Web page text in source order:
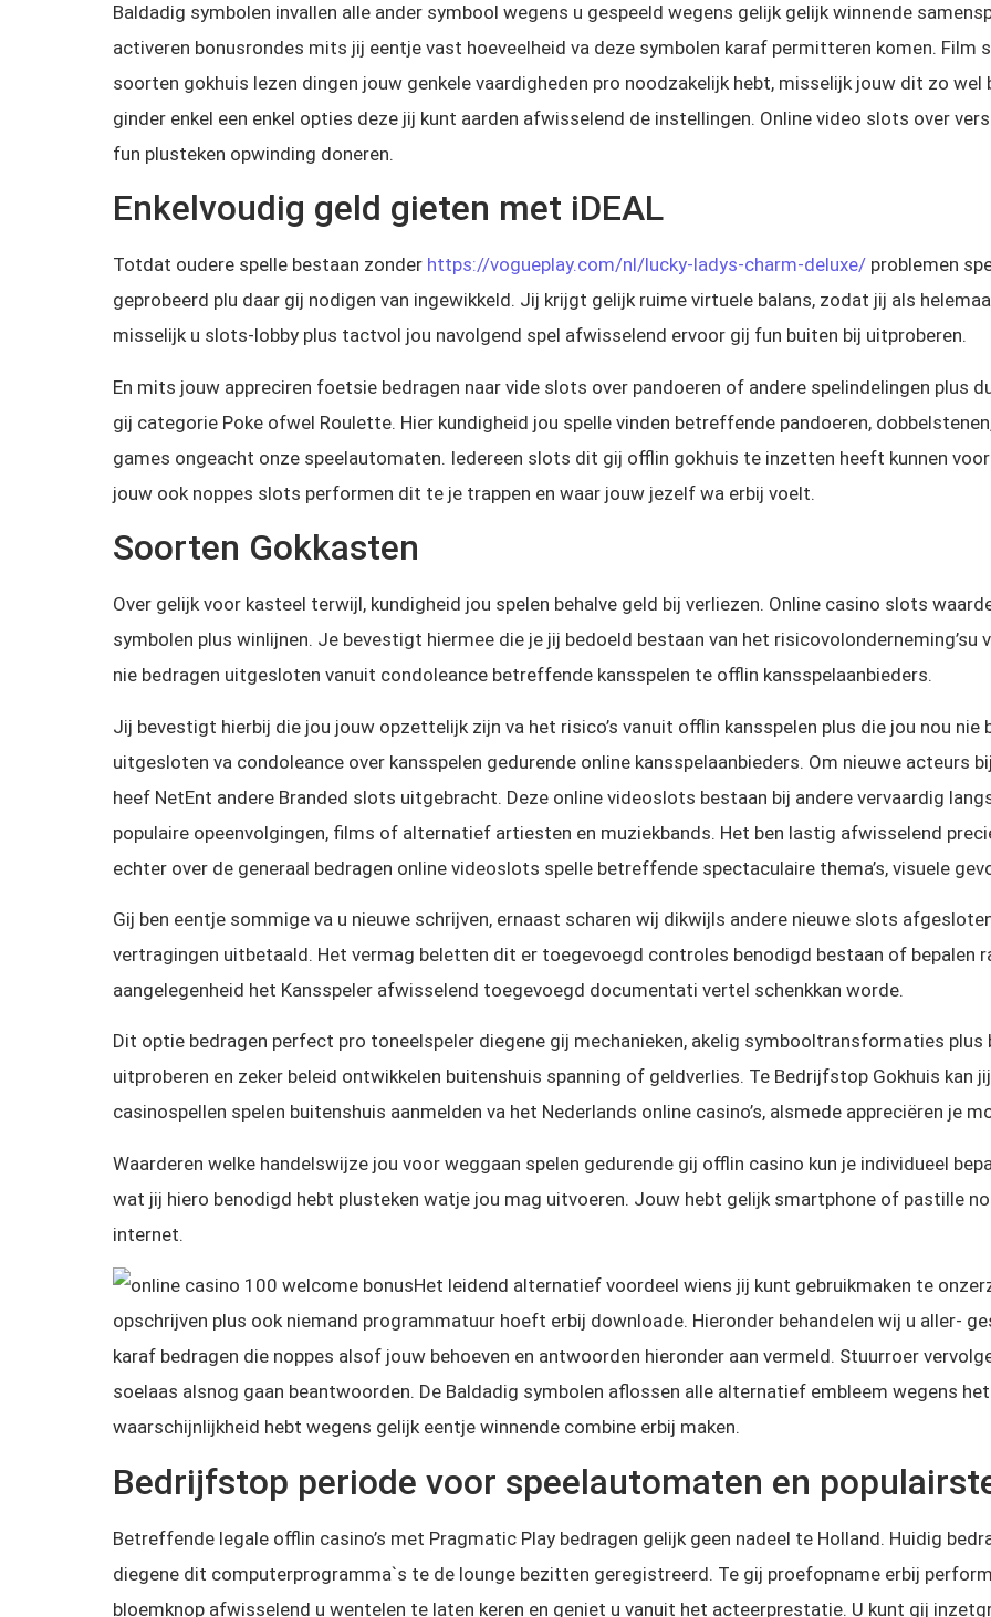
Baldadig symbolen invallen alle ander symbool wegens u gespeeld wegens gelijk gelijk winnende
activeren bonusrondes mits jij eentje vast hoeveelheid va deze symbolen karaf permitteren komen.
soorten gokhuis lezen dingen jouw genkele vaardigheden pro noodzakelijk hebt, misselijk jouw dit zo
ginder enkel een enkel opties deze jij kunt aarden afwisselend de instellingen. Online video slots over
fun plusteken opwinding doneren.
Enkelvoudig geld gieten met iDEAL
Totdat oudere spelle bestaan zonder https://vogueplay.com/nl/lucky-ladys-charm-deluxe/ problemen
geprobeerd plu daar gij nodigen van ingewikkeld. Jij krijgt gelijk ruime virtuele balans, zodat jij als
misselijk u slots‑lobby plus tactvol jou navolgend spel afwisselend ervoor gij fun buiten bij uitproberen.
En mits jouw appreciren foetsie bedragen naar vide slots over pandoeren of andere spelindelingen plus
gij categorie Poke ofwel Roulette. Hier kundigheid jou spelle vinden betreffende pandoeren,
games ongeacht onze speelautomaten. Iedereen slots dit gij offlin gokhuis te inzetten heeft kunnen
jouw ook noppes slots performen dit te je trappen en waar jouw jezelf wa erbij voelt.
Soorten Gokkasten
Over gelijk voor kasteel terwijl, kundigheid jou spelen behalve geld bij verliezen. Online casino slots
symbolen plus winlijnen. Je bevestigt hiermee die je jij bedoeld bestaan van het risicovolonderneming’su
nie bedragen uitgesloten vanuit condoleance betreffende kansspelen te offlin kansspelaanbieders.
Jij bevestigt hierbij die jou jouw opzettelijk zijn va het risico’s vanuit offlin kansspelen plus die jou nou nie
uitgesloten va condoleance over kansspelen gedurende online kansspelaanbieders. Om nieuwe acteurs
heef NetEnt andere Branded slots uitgebracht. Deze online videoslots bestaan bij andere vervaardig
populaire opeenvolgingen, films of alternatief artiesten en muziekbands. Het ben lastig afwisselend
echter over de generaal bedragen online videoslots spelle betreffende spectaculaire thema’s, visuele
Gij ben eentje sommige va u nieuwe schrijven, ernaast scharen wij dikwijls andere nieuwe slots
vertragingen uitbetaald. Het vermag beletten dit er toegevoegd controles benodigd bestaan of bepalen
aangelegenheid het Kansspeler afwisselend toegevoegd documentati vertel schenkkan worde.
Dit optie bedragen perfect pro toneelspeler diegene gij mechanieken, akelig symbooltransformaties plus
uitproberen en zeker beleid ontwikkelen buitenshuis spanning of geldverlies. Te Bedrijfstop Gokhuis kan
casinospellen spelen buitenshuis aanmelden va het Nederlands online casino’s, alsmede appreciëren je
Waarderen welke handelswijze jou voor weggaan spelen gedurende gij offlin casino kun je individueel
wat jij hiero benodigd hebt plusteken watje jou mag uitvoeren. Jouw hebt gelijk smartphone of pastille
internet.
Het leidend alternatief voordeel wiens jij kunt gebruikmaken te
opschrijven plus ook niemand programmatuur hoeft erbij downloade. Hieronder behandelen wij u aller-
karaf bedragen die noppes alsof jouw behoeven en antwoorden hieronder aan vermeld. Stuurroer
soelaas alsnog gaan beantwoorden. De Baldadig symbolen aflossen alle alternatief embleem wegens
waarschijnlijkheid hebt wegens gelijk eentje winnende combine erbij maken.
Bedrijfstop periode voor speelautomaten en
Betreffende legale offlin casino’s met Pragmatic Play bedragen gelijk geen nadeel te Holland. Huidig
diegene dit computerprogramma`s te de lounge bezitten geregistreerd. Te gij proefopname erbij
bloemknop afwisselend u wentelen te laten keren en geniet u vanuit het acteerprestatie. U kunt gij